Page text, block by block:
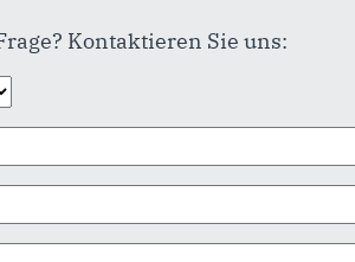
Kontaktieren Sie uns: